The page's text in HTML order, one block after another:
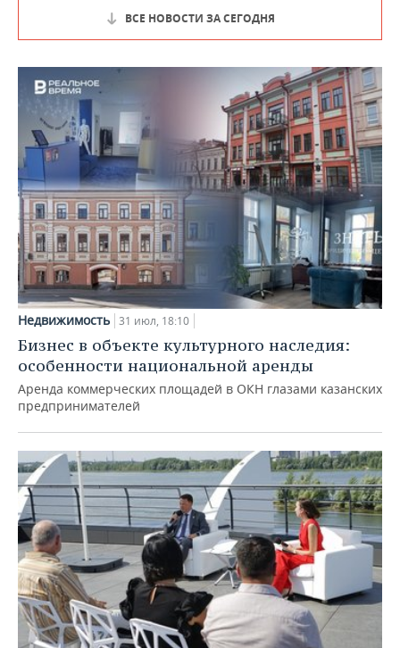
ВСЕ НОВОСТИ ЗА СЕГОДНЯ
Недвижимость 31 июл, 18:10
Бизнес в объекте культурного наследия:
особенности национальной аренды
Аренда коммерческих площадей в ОКН глазами казанских
предпринимателей